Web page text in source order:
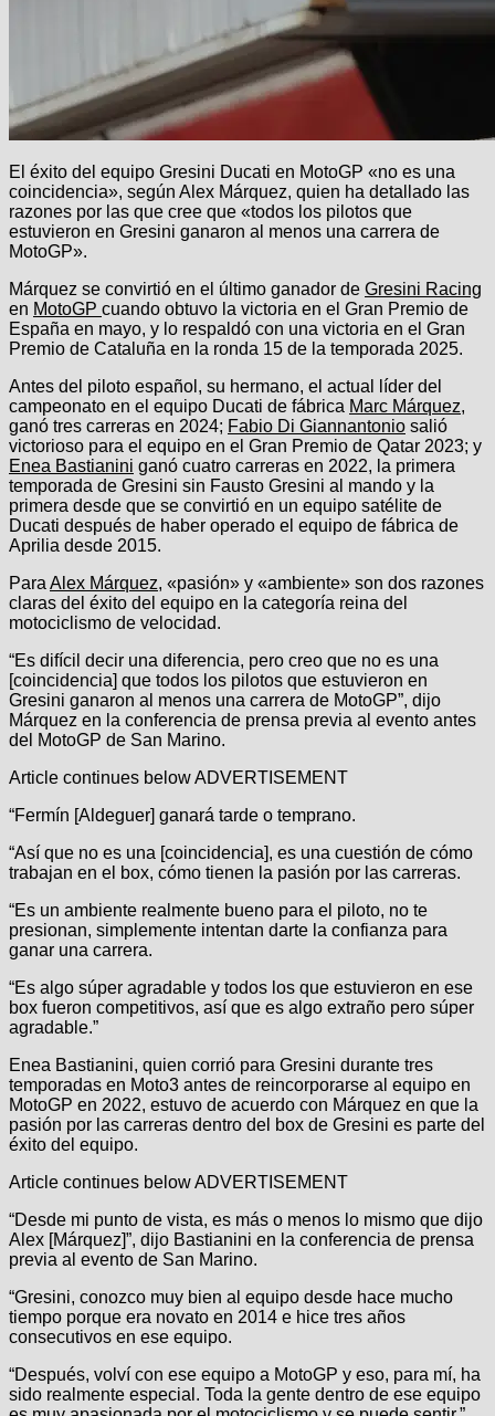
El éxito del equipo Gresini Ducati en MotoGP «no es una
coincidencia», según Alex Márquez, quien ha detallado las
razones por las que cree que «todos los pilotos que
estuvieron en Gresini ganaron al menos una carrera de
MotoGP».
Márquez se convirtió en el último ganador de Gresini Racing
en MotoGP cuando obtuvo la victoria en el Gran Premio de
España en mayo, y lo respaldó con una victoria en el Gran
Premio de Cataluña en la ronda 15 de la temporada 2025.
Antes del piloto español, su hermano, el actual líder del
campeonato en el equipo Ducati de fábrica Marc Márquez,
ganó tres carreras en 2024; Fabio Di Giannantonio salió
victorioso para el equipo en el Gran Premio de Qatar 2023; y
Enea Bastianini ganó cuatro carreras en 2022, la primera
temporada de Gresini sin Fausto Gresini al mando y la
primera desde que se convirtió en un equipo satélite de
Ducati después de haber operado el equipo de fábrica de
Aprilia desde 2015.
Para Alex Márquez, «pasión» y «ambiente» son dos razones
claras del éxito del equipo en la categoría reina del
motociclismo de velocidad.
“Es difícil decir una diferencia, pero creo que no es una
[coincidencia] que todos los pilotos que estuvieron en
Gresini ganaron al menos una carrera de MotoGP”, dijo
Márquez en la conferencia de prensa previa al evento antes
del MotoGP de San Marino.
Article continues belowADVERTISEMENT
“Fermín [Aldeguer] ganará tarde o temprano.
“Así que no es una [coincidencia], es una cuestión de cómo
trabajan en el box, cómo tienen la pasión por las carreras.
“Es un ambiente realmente bueno para el piloto, no te
presionan, simplemente intentan darte la confianza para
ganar una carrera.
“Es algo súper agradable y todos los que estuvieron en ese
box fueron competitivos, así que es algo extraño pero súper
agradable.”
Enea Bastianini, quien corrió para Gresini durante tres
temporadas en Moto3 antes de reincorporarse al equipo en
MotoGP en 2022, estuvo de acuerdo con Márquez en que la
pasión por las carreras dentro del box de Gresini es parte del
éxito del equipo.
Article continues belowADVERTISEMENT
“Desde mi punto de vista, es más o menos lo mismo que dijo
Alex [Márquez]”, dijo Bastianini en la conferencia de prensa
previa al evento de San Marino.
“Gresini, conozco muy bien al equipo desde hace mucho
tiempo porque era novato en 2014 e hice tres años
consecutivos en ese equipo.
“Después, volví con ese equipo a MotoGP y eso, para mí, ha
sido realmente especial. Toda la gente dentro de ese equipo